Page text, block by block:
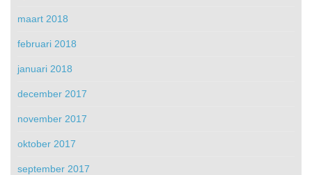
maart 2018
februari 2018
januari 2018
december 2017
november 2017
oktober 2017
september 2017